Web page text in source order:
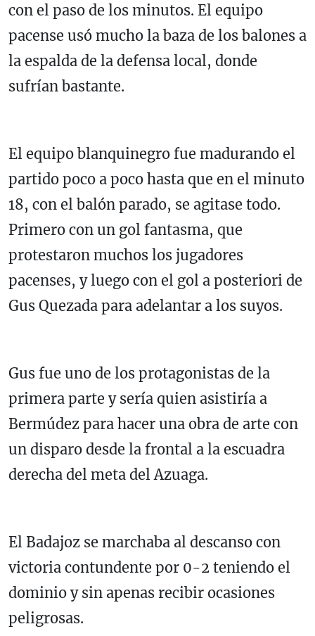
con el paso de los minutos. El equipo
pacense usó mucho la baza de los balones a
la espalda de la defensa local, donde
sufrían bastante.
El equipo blanquinegro fue madurando el
partido poco a poco hasta que en el minuto
18, con el balón parado, se agitase todo.
Primero con un gol fantasma, que
protestaron muchos los jugadores
pacenses, y luego con el gol a posteriori de
Gus Quezada para adelantar a los suyos.
Gus fue uno de los protagonistas de la
primera parte y sería quien asistiría a
Bermúdez para hacer una obra de arte con
un disparo desde la frontal a la escuadra
derecha del meta del Azuaga.
El Badajoz se marchaba al descanso con
victoria contundente por 0-2 teniendo el
dominio y sin apenas recibir ocasiones
peligrosas.